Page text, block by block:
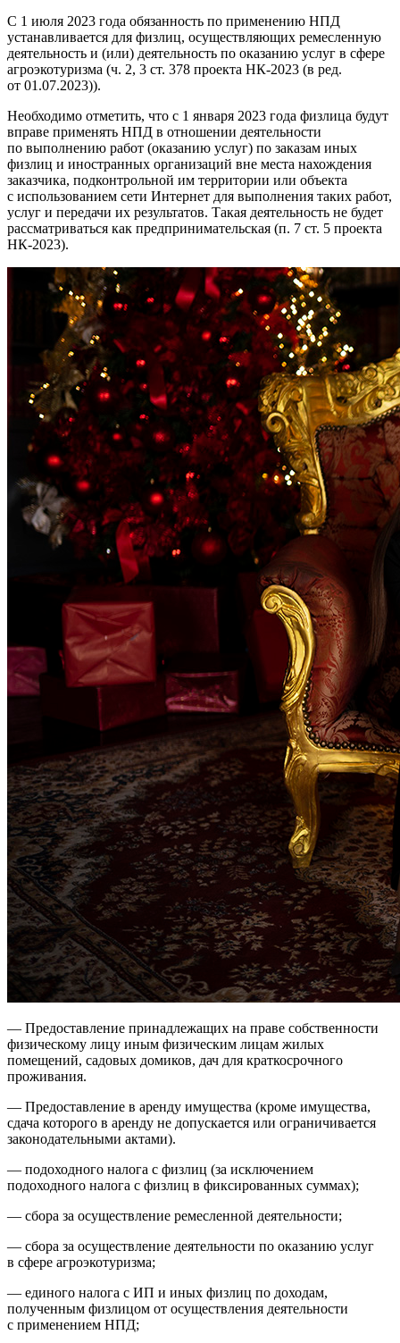
С 1 июля 2023 года обязанность по применению НПД
устанавливается для физлиц, осуществляющих ремесленную
деятельность и (или) деятельность по оказанию услуг в сфере
агроэкотуризма (ч. 2, 3 ст. 378 проекта НК-2023 (в ред.
от 01.07.2023)).
Необходимо отметить, что с 1 января 2023 года физлица будут
вправе применять НПД в отношении деятельности
по выполнению работ (оказанию услуг) по заказам иных
физлиц и иностранных организаций вне места нахождения
заказчика, подконтрольной им территории или объекта
с использованием сети Интернет для выполнения таких работ,
услуг и передачи их результатов. Такая деятельность не будет
рассматриваться как предпринимательская (п. 7 ст. 5 проекта
НК-2023).
— Предоставление принадлежащих на праве собственности
физическому лицу иным физическим лицам жилых
помещений, садовых домиков, дач для краткосрочного
проживания.
— Предоставление в аренду имущества (кроме имущества,
сдача которого в аренду не допускается или ограничивается
законодательными актами).
— подоходного налога с физлиц (за исключением
подоходного налога с физлиц в фиксированных суммах);
— сбора за осуществление ремесленной деятельности;
— сбора за осуществление деятельности по оказанию услуг
в сфере агроэкотуризма;
— единого налога с ИП и иных физлиц по доходам,
полученным физлицом от осуществления деятельности
с применением НПД;